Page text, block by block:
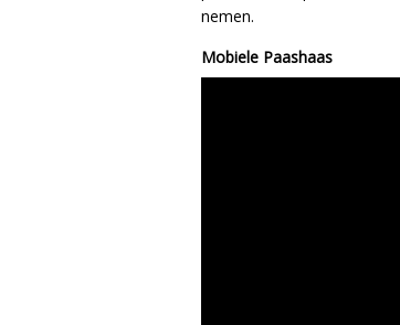
nemen.
Mobiele Paashaas